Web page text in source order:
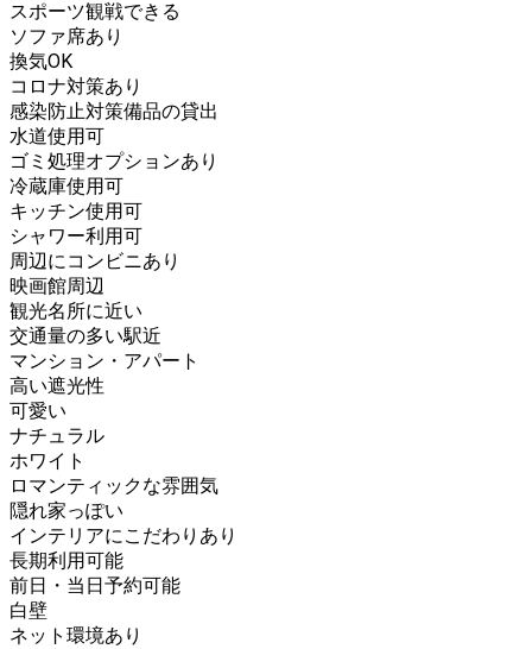
スポーツ観戦できる
ソファ席あり
換気OK
コロナ対策あり
感染防止対策備品の貸出
水道使用可
ゴミ処理オプションあり
冷蔵庫使用可
キッチン使用可
シャワー利用可
周辺にコンビニあり
映画館周辺
観光名所に近い
交通量の多い駅近
マンション・アパート
高い遮光性
可愛い
ナチュラル
ホワイト
ロマンティックな雰囲気
隠れ家っぽい
インテリアにこだわりあり
長期利用可能
前日・当日予約可能
白壁
ネット環境あり